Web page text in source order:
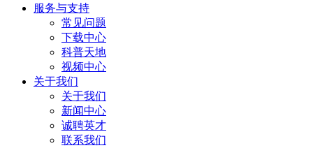
服务与支持
常见问题
下载中心
科普天地
视频中心
关于我们
关于我们
新闻中心
诚聘英才
联系我们